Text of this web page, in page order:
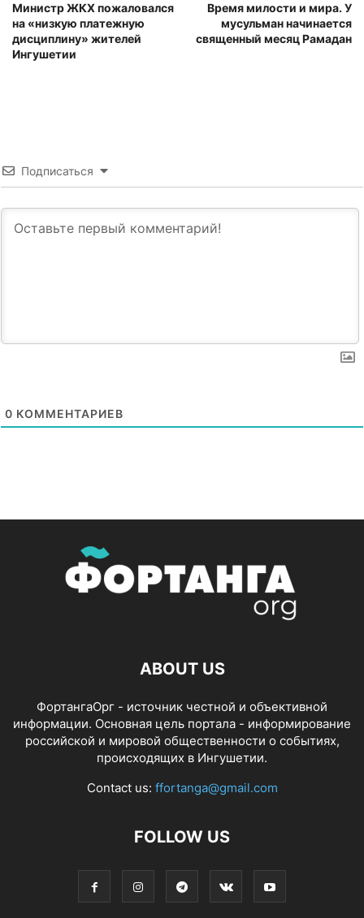
Министр ЖКХ пожаловался
на «низкую платежную
дисциплину» жителей
Ингушетии
Время милости и мира. У
мусульман начинается
священный месяц Рамадан
Подписаться
0 КОММЕНТАРИЕВ
ABOUT US
ФортангаОрг - источник честной и объективной
информации. Основная цель портала - информирование
российской и мировой общественности о событиях,
происходящих в Ингушетии.
Contact us: ffortanga@gmail.com
FOLLOW US